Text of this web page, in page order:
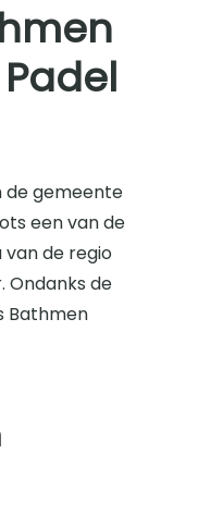
de gemeente
een van de
de regio
Ondanks de
Bathmen